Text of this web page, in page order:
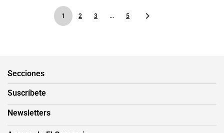
1 2 3 ... 5
Secciones
Suscríbete
Newsletters